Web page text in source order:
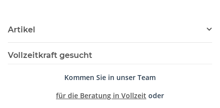
Artikel
Vollzeitkraft gesucht
Kommen Sie in unser Team
für die Beratung in Vollzeit oder